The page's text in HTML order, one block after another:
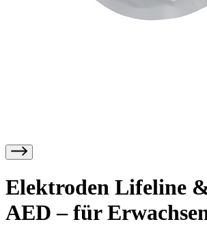
Elektroden Lifeline
AED – für